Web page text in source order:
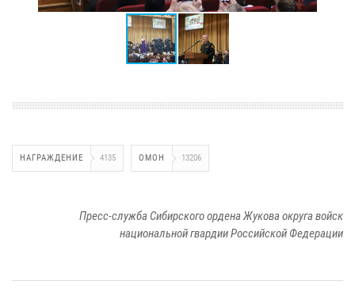
НАГРАЖДЕНИЕ 4135 ОМОН 13206
Пресс-служба Сибирского ордена Жукова округа войск
национальной гвардии Российской Федерации